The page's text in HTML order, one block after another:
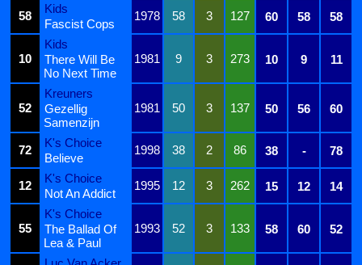
58
Kids
1978 58 3 127 60 58 58
Fascist Cops
10
Kids
1981
9 3 273 10 9 11
There Will Be
No Next Time
52
Kreuners
1981
50 3 137 50 56 60
Gezellig
Samenzijn
72
K's Choice
1998 38 2 86 38 - 78
Believe
12
K's Choice
1995 12 3 262 15 12 14
Not An Addict
55
K's Choice
1993
52 3 133 58 60 52
The Ballad Of
Lea & Paul